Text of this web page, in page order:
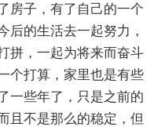
房子，有了自己的一个
后的生活去一起努力，
拼，一起为将来而奋斗
个打算，家里也是有些
一些年了，只是之前的
且不是那么的稳定，但